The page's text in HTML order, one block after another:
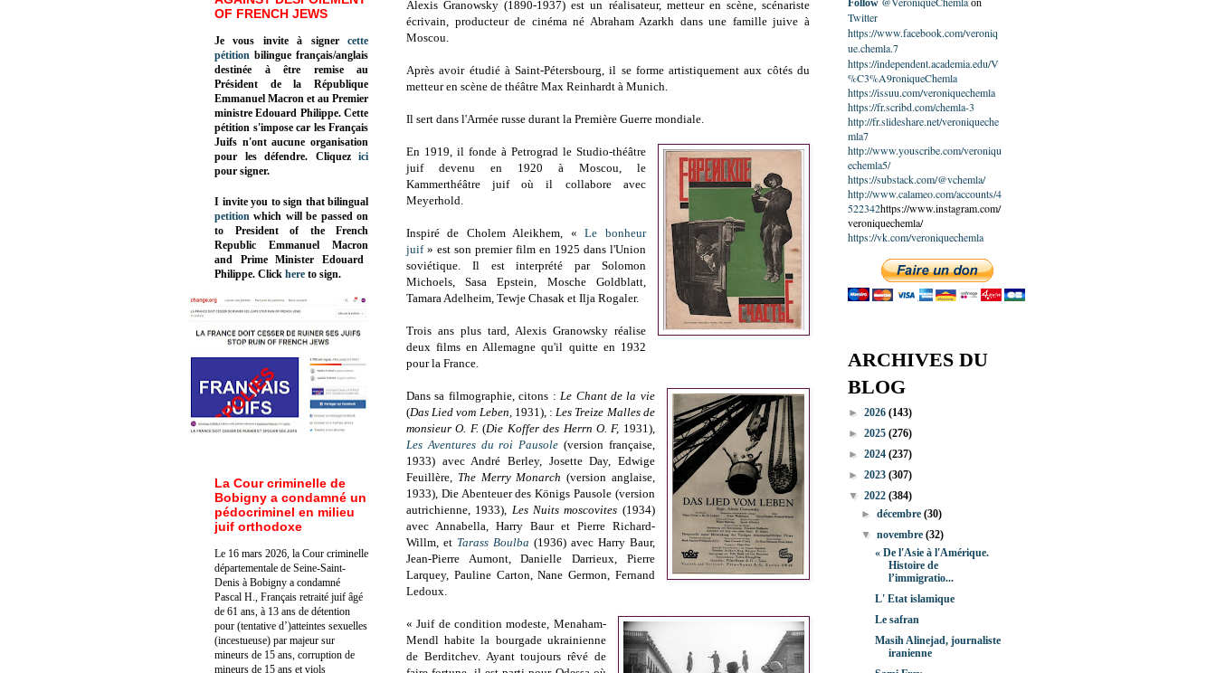
Alexis Granowsky (1890-1937) est un réalisateur, metteur en scène, scénariste
écrivain, producteur de cinéma né Abraham Azarkh dans une famille juive à
Moscou.
Après avoir étudié à Saint-Pétersbourg, il se forme artistiquement aux côtés du
metteur en scène de théâtre Max Reinhardt à Munich.
Il sert dans l'Armée russe durant la Première Guerre mondiale.
En 1919, il fonde à Petrograd le Studio-théâtre
juif devenu en 1920 à Moscou, le
Kammerthéâtre juif où il collabore avec
Meyerhold.
Inspiré de Cholem Aleikhem, «Le bonheur
juif» est son premier film en 1925 dans l'Union
soviétique. Il est interprété par Solomon
Michoels, Sasa Epstein, Mosche Goldblatt,
Tamara Adelheim, Tewje Chasak et Ilja Rogaler.
Trois ans plus tard, Alexis Granowsky réalise
deux films en Allemagne qu'il quitte en 1932
pour la France.
Dans sa filmographie, citons :Le Chant de la vie
(Das Lied vom Leben, 1931), :Les Treize Malles de
monsieur O. F. (Die Koffer des Herrn O. F, 1931),
Les Aventures du roi Pausole (version française,
1933) avec André Berley, Josette Day, Edwige
Feuillère, The Merry Monarch (version anglaise,
1933), Die Abenteuer des Königs Pausole (version
autrichienne, 1933), Les Nuits moscovites (1934)
avec Annabella, Harry Baur et Pierre Richard-
Willm, et Tarass Boulba (1936) avec Harry Baur,
Jean-Pierre Aumont, Danielle Darrieux, Pierre
Larquey, Pauline Carton, Nane Germon, Fernand
Ledoux.
« Juif de condition modeste, Menaham-
Mendl habite la bourgade ukrainienne
de Berditchev. Ayant toujours rêvé de
OF FRENCH JEWS
Je vous invite à signer cette
pétition bilingue français/anglais
destinée à être remise au
Président de la République
Emmanuel Macron et au Premier
ministre Edouard Philippe. Cette
pétition s'impose car les Français
Juifs n'ont aucune organisation
pour les défendre. Cliquez
ici
pour signer.
I invite you to sign that bilingual
petition which will be passed on
to President of the French
Republic Emmanuel Macron
and Prime Minister Edouard
Philippe. Click here to sign.
La Cour criminelle de
Bobigny a condamné un
pédocriminel en milieu
juif orthodoxe
Le 16 mars 2026, la Cour criminelle
départementale de Seine-Saint-
Denis à Bobigny a condamné
Pascal H., Français retraité juif âgé
de 61 ans, à 13 ans de détention
pour (tentative d’)atteintes sexuelles
(incestueuse) par majeur sur
mineurs de 15 ans, corruption de
mineurs de 15 ans et viols
Follow on
Twitter
https://www.facebook.com/veroniq
ue.chemla.7
https://independent.academia.edu/V
%C3%A9roniqueChemla
https://issuu.com/veroniquechemla
https://fr.scribd.com/chemla-3
http://fr.slideshare.net/veroniqueche
mla7
http://www.youscribe.com/veroniqu
echemla5/
https://substack.com/@vchemla/
http://www.calameo.com/accounts/4
522342https://www.instagram.com/
veroniquechemla/
https://vk.com/veroniquechemla
ARCHIVES DU
BLOG
► 2026 (143)
► 2025 (276)
► 2024 (237)
► 2023 (307)
▼ 2022 (384)
►décembre(30)
▼novembre(32)
« De l'Asie à l'Amérique.
Histoire de
l’immigratio...
L' Etat islamique
Le safran
Masih Alinejad, journaliste
iranienne